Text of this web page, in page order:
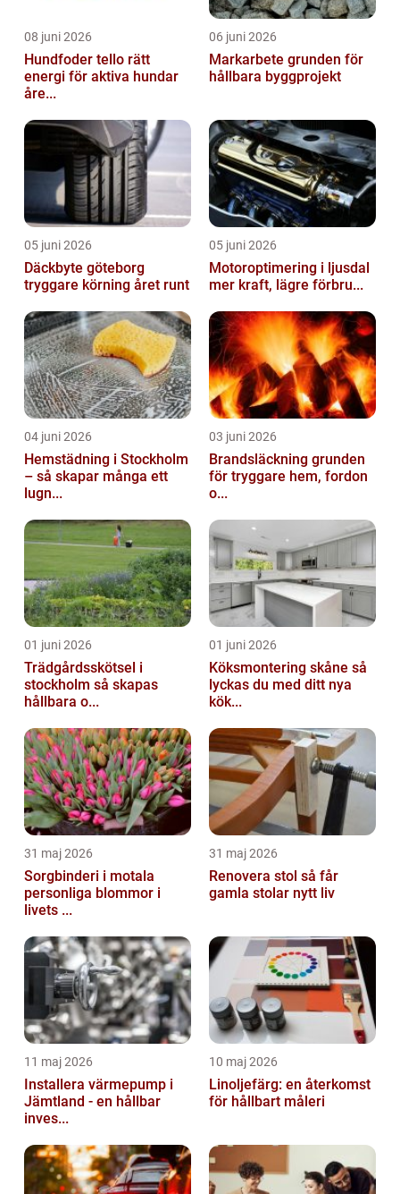
08 juni 2026
Hundfoder tello rätt
energi för aktiva hundar
åre...
06 juni 2026
Markarbete grunden för
hållbara byggprojekt
05 juni 2026
Däckbyte göteborg
tryggare körning året runt
05 juni 2026
Motoroptimering i ljusdal
mer kraft, lägre förbru...
04 juni 2026
Hemstädning i Stockholm
– så skapar många ett
lugn...
03 juni 2026
Brandsläckning grunden
för tryggare hem, fordon
o...
01 juni 2026
Trädgårdsskötsel i
stockholm så skapas
hållbara o...
01 juni 2026
Köksmontering skåne så
lyckas du med ditt nya
kök...
31 maj 2026
Sorgbinderi i motala
personliga blommor i
livets ...
31 maj 2026
Renovera stol så får
gamla stolar nytt liv
11 maj 2026
Installera värmepump i
Jämtland - en hållbar
inves...
10 maj 2026
Linoljefärg: en återkomst
för hållbart måleri